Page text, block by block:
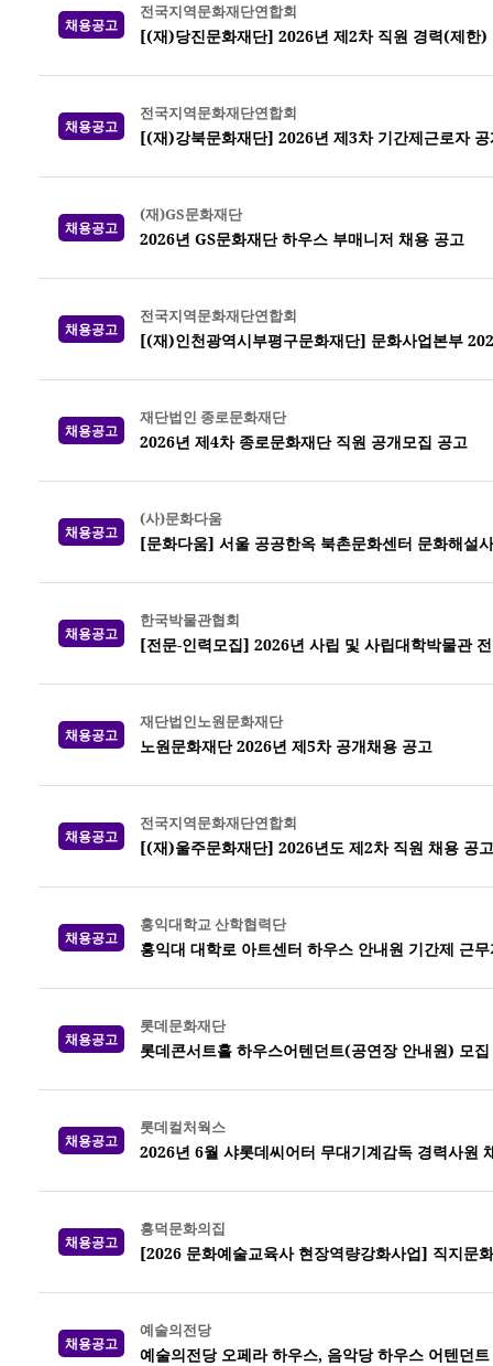
채용공고
전국지역문화재단연합회
[(재)당진문화재단] 2026년 제2차 직원 경력(제한)
채용공고
전국지역문화재단연합회
[(재)강북문화재단] 2026년 제3차 기간제근로자
채용공고
(재)GS문화재단
2026년 GS문화재단 하우스 부매니저 채용 공고
채용공고
전국지역문화재단연합회
[(재)인천광역시부평구문화재단] 문화사업본부
채용공고
재단법인 종로문화재단
2026년 제4차 종로문화재단 직원 공개모집 공고
채용공고
(사)문화다움
[문화다움] 서울 공공한옥 북촌문화센터 문화해설
채용공고
한국박물관협회
[전문-인력모집] 2026년 사립 및 사립대학박물관
채용공고
재단법인노원문화재단
노원문화재단 2026년 제5차 공개채용 공고
채용공고
전국지역문화재단연합회
[(재)울주문화재단] 2026년도 제2차 직원 채용 공고
채용공고
홍익대학교 산학협력단
홍익대 대학로 아트센터 하우스 안내원 기간제 근
채용공고
롯데문화재단
롯데콘서트홀 하우스어텐던트(공연장 안내원) 모
채용공고
롯데컬처웍스
2026년 6월 샤롯데씨어터 무대기계감독 경력사원
채용공고
흥덕문화의집
[2026 문화예술교육사 현장역량강화사업] 직지문
채용공고
예술의전당
예술의전당 오페라 하우스, 음악당 하우스 어텐던